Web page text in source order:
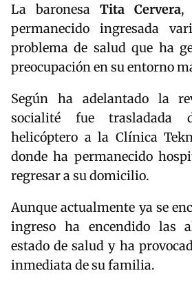
La baronesa Tita Cervera,
permanecido ingresada
problema de salud que ha
preocupación en su entorno
Según ha adelantado la
socialité fue trasladada
helicóptero a la Clínica
donde ha permanecido
regresar a su domicilio.
Aunque actualmente ya se
ingreso ha encendido las
estado de salud y ha
inmediata de su familia.